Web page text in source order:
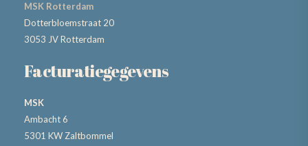
MSK Rotterdam
Dotterbloemstraat 20
3053 JV Rotterdam
Facturatiegegevens
MSK
Ambacht 6
5301 KW Zaltbommel